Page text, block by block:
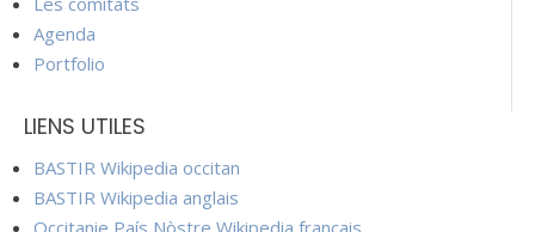
Agenda
Portfolio
LIENS UTILES
BASTIR Wikipedia occitan
BASTIR Wikipedia anglais
Occitanie País Nòstre Wikipedia français